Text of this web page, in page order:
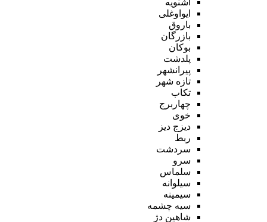
ایواوغلی
باروق
بازرگان
بوکان
پلدشت
پیرانشهر
تازه شهر
تکاب
چهاربرج
خوی
دیزج دیز
ربط
سردشت
سرو
سلماس
سیلوانه
سیمینه
سیه چشمه
شاهین دژ